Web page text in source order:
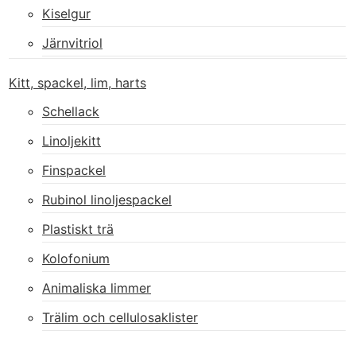
Kiselgur
Järnvitriol
Kitt, spackel, lim, harts
Schellack
Linoljekitt
Finspackel
Rubinol linoljespackel
Plastiskt trä
Kolofonium
Animaliska limmer
Trälim och cellulosaklister